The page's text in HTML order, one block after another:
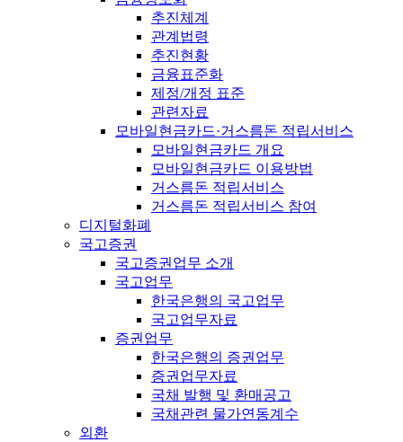
추진체계
관계법령
추진현황
금융표준화
제정/개정 표준
관련자료
모바일현금카드·거스름돈 적립서비스
모바일현금카드 개요
모바일현금카드 이용방법
거스름돈 적립서비스
거스름돈 적립서비스 참여
디지털화폐
국고증권
국고증권업무 소개
국고업무
한국은행의 국고업무
국고업무자료
증권업무
한국은행의 증권업무
증권업무자료
국채 발행 및 환매공고
국채관련 물가연동계수
외환